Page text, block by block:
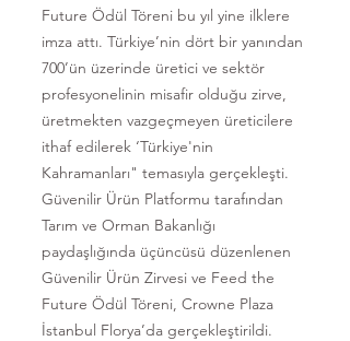
Future Ödül Töreni bu yıl yine ilklere
imza attı. Türkiye’nin dört bir yanından
700’ün üzerinde üretici ve sektör
profesyonelinin misafir olduğu zirve,
üretmekten vazgeçmeyen üreticilere
ithaf edilerek ‘Türkiye'nin
Kahramanları" temasıyla gerçekleşti.
Güvenilir Ürün Platformu tarafından
Tarım ve Orman Bakanlığı
paydaşlığında üçüncüsü düzenlenen
Güvenilir Ürün Zirvesi ve Feed the
Future Ödül Töreni, Crowne Plaza
İstanbul Florya’da gerçekleştirildi.